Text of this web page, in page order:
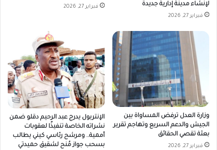
لإنشاء مدينة إدارية جديدة
فبراير 27, 2026
فبراير 27, 2026
وزارة العدل ترفض المساواة بين
الجيش والدعم السريع وتهاجم تقرير
بعثة تقصي الحقائق
فبراير 27, 2026
الإنتربول يدرج عبد الرحيم دقلو ضمن
نشراته الخاصة تنفيذًا لعقوبات
أممية.. ومرشح رئاسي كيني يطالب
بسحب جواز مُنح لشقيق حميدتي